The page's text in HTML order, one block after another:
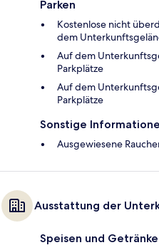
Parken
Kostenlose nicht
dem
Auf dem
Parkplätze
Auf dem
Parkplätze
Sonstige
Ausgewiesene
Ausstattung der
Speisen und Getränke